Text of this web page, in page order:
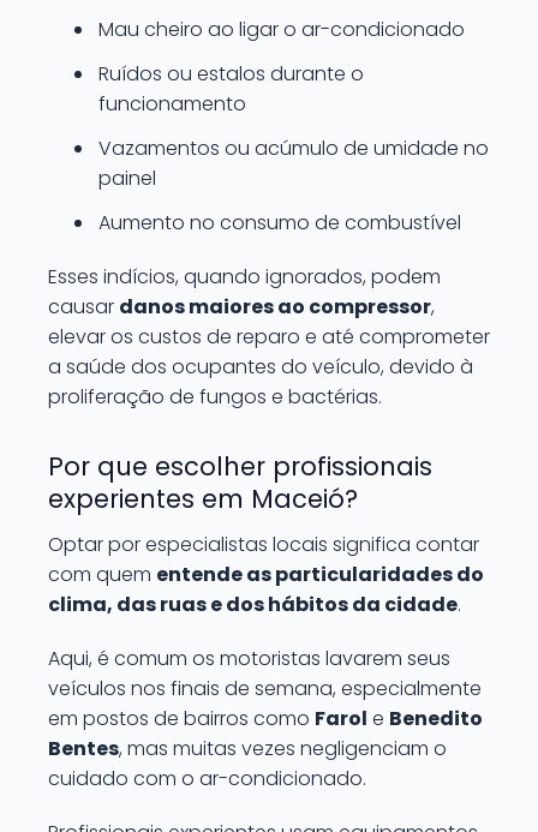
Mau cheiro ao ligar o ar-condicionado
Ruídos ou estalos durante o
funcionamento
Vazamentos ou acúmulo de umidade no
painel
Aumento no consumo de combustível
Esses indícios, quando ignorados, podem
causar danos maiores ao compressor,
elevar os custos de reparo e até comprometer
a saúde dos ocupantes do veículo, devido à
proliferação de fungos e bactérias.
Por que escolher profissionais
experientes em Maceió?
Optar por especialistas locais significa contar
com quem entende as particularidades do
clima, das ruas e dos hábitos da cidade.
Aqui, é comum os motoristas lavarem seus
veículos nos finais de semana, especialmente
em postos de bairros como Farol e Benedito
Bentes, mas muitas vezes negligenciam o
cuidado com o ar-condicionado.